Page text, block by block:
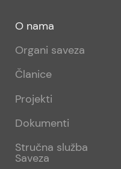
Footer
sub
O nama
Organi saveza
Članice
Projekti
Dokumenti
Stručna služba
Saveza